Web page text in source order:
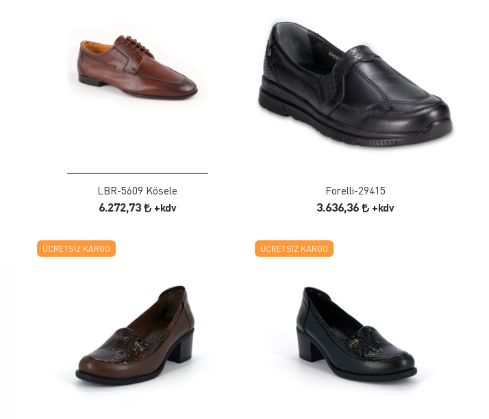
LBR-5609 Kösele
6.272,73 +kdv
FAVORILERE EKLE
ÜRÜN İNCELE
Forelli-29415
3.636,36 +kdv
ÜCRETSIZ KARGO ÜCRETSIZ KARGO